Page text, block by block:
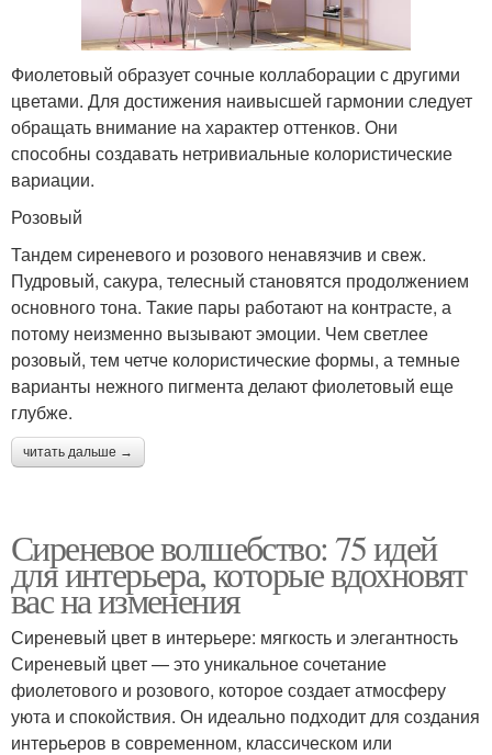
Фиолетовый образует сочные коллаборации с другими
цветами. Для достижения наивысшей гармонии следует
обращать внимание на характер оттенков. Они
способны создавать нетривиальные колористические
вариации.
Розовый
Тандем сиреневого и розового ненавязчив и свеж.
Пудровый, сакура, телесный становятся продолжением
основного тона. Такие пары работают на контрасте, а
потому неизменно вызывают эмоции. Чем светлее
розовый, тем четче колористические формы, а темные
варианты нежного пигмента делают фиолетовый еще
глубже.
читать дальше →
Сиреневое волшебство: 75 идей
для интерьера, которые вдохновят
вас на изменения
Сиреневый цвет в интерьере: мягкость и элегантность
Сиреневый цвет — это уникальное сочетание
фиолетового и розового, которое создает атмосферу
уюта и спокойствия. Он идеально подходит для создания
интерьеров в современном, классическом или